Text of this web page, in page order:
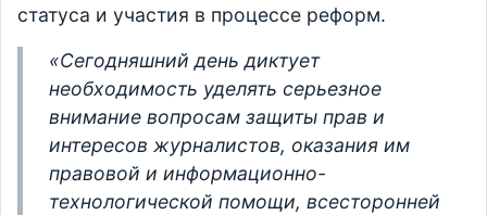
статуса и участия в процессе реформ.
«Сегодняшний день диктует
необходимость уделять серьезное
внимание вопросам защиты прав и
интересов журналистов, оказания им
правовой и информационно-
технологической помощи, всесторонней